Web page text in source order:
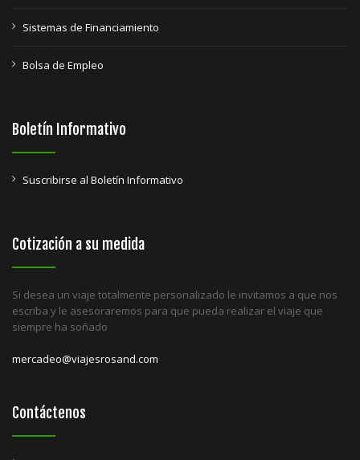
Sistemas de Financiamiento
Bolsa de Empleo
Boletín Informativo
Suscribirse al Boletín Informativo
Cotización a su medida
Si desea un viaje totalmente personalizado le invitamos a que nos
escriba y le asesoraremos para que pueda realizar el viaje que
siempre ha soñado
mercadeo@viajesrosand.com
Contáctenos